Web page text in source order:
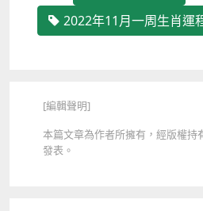
2022年11月一周生肖運
[編輯聲明]
本篇文章為作者所擁有，經版權持
發表。